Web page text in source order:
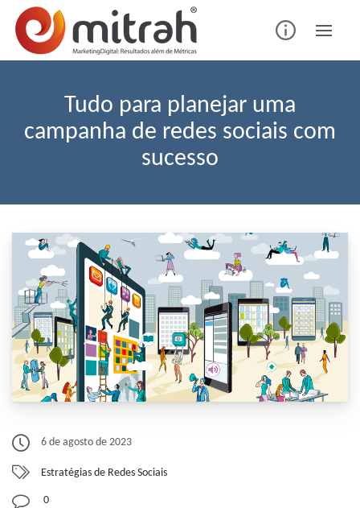
Skip
content
Tudo para planejar uma
campanha de redes sociais com
sucesso
6 de agosto de 2023
Estratégias de Redes Sociais
0